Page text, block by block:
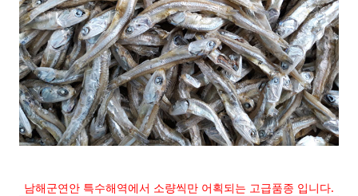
남해군연안 특수해역에서 소량씩만 어획되는 고급품종 입니다.